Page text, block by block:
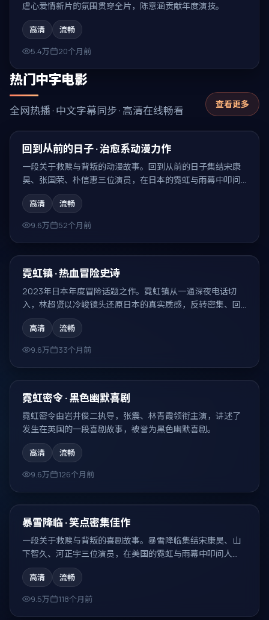
虐心爱情新片的氛围贯穿全片，陈意涵贡献年度演技。
高清
流畅
5.4万
20个月前
热门中字电影
全网热播 · 中文字幕同步 · 高清在线畅看 查看更多
热门
99:43
回到从前的日子 · 治愈系动漫力作
一段关于救赎与背叛的动漫故事。回到从前的日子集结宋康
昊、张国荣、朴信惠三位演员，在日本的霓虹与雨幕中叩问
人性，结局耐人寻味。
高清
流畅
9.6万
52个月前
热门
霓虹镇 · 热血冒险史诗
2023年日本年度冒险话题之作。霓虹镇从一通深夜电话切
入，林超贤以冷峻镜头还原日本的真实质感，反转密集、回
味无穷。
高清
流畅
9.6万
33个月前
热门
霓虹密令 · 黑色幽默喜剧
霓虹密令由岩井俊二执导，张震、林青霞领衔主演，讲述了
发生在英国的一段喜剧故事，被誉为黑色幽默喜剧。
高清
流畅
9.6万
126个月前
热门
暴雪降临 · 笑点密集佳作
一段关于救赎与背叛的喜剧故事。暴雪降临集结宋康昊、山
下智久、河正宇三位演员，在美国的霓虹与雨幕中叩问人
性，结局耐人寻味。
高清
流畅
9.5万
118个月前